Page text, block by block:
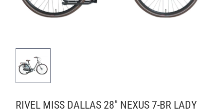
RIVEL MISS DALLAS 28" NEXUS 7-BR LADY